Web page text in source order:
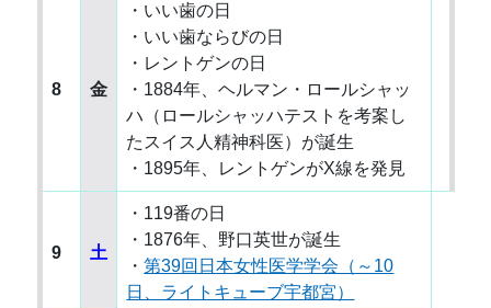
8 金
・いい歯の日
・いい歯ならびの日
・レントゲンの日
・1884年、ヘルマン・ロールシャッ
ハ（ロールシャッハテストを考案し
たスイス人精神科医）が誕生
・1895年、レントゲンがX線を発見
9 土
・119番の日
・1876年、野口英世が誕生
・第39回日本女性医学学会（～10
日、ライトキューブ宇都宮）